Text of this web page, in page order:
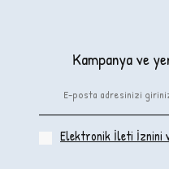
Kampanya ve
Elektronik İleti İzni‌ni